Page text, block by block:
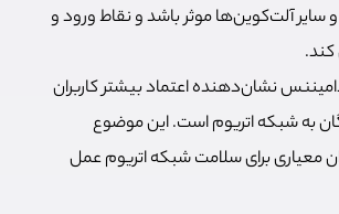
سایر آلت‌کوین‌ها موثر باشد و نقاط ورود و
نشان‌دهنده اعتماد بیشتر کاربران
به شبکه اتریوم است. این موضوع
معیاری برای سلامت شبکه اتریوم عمل